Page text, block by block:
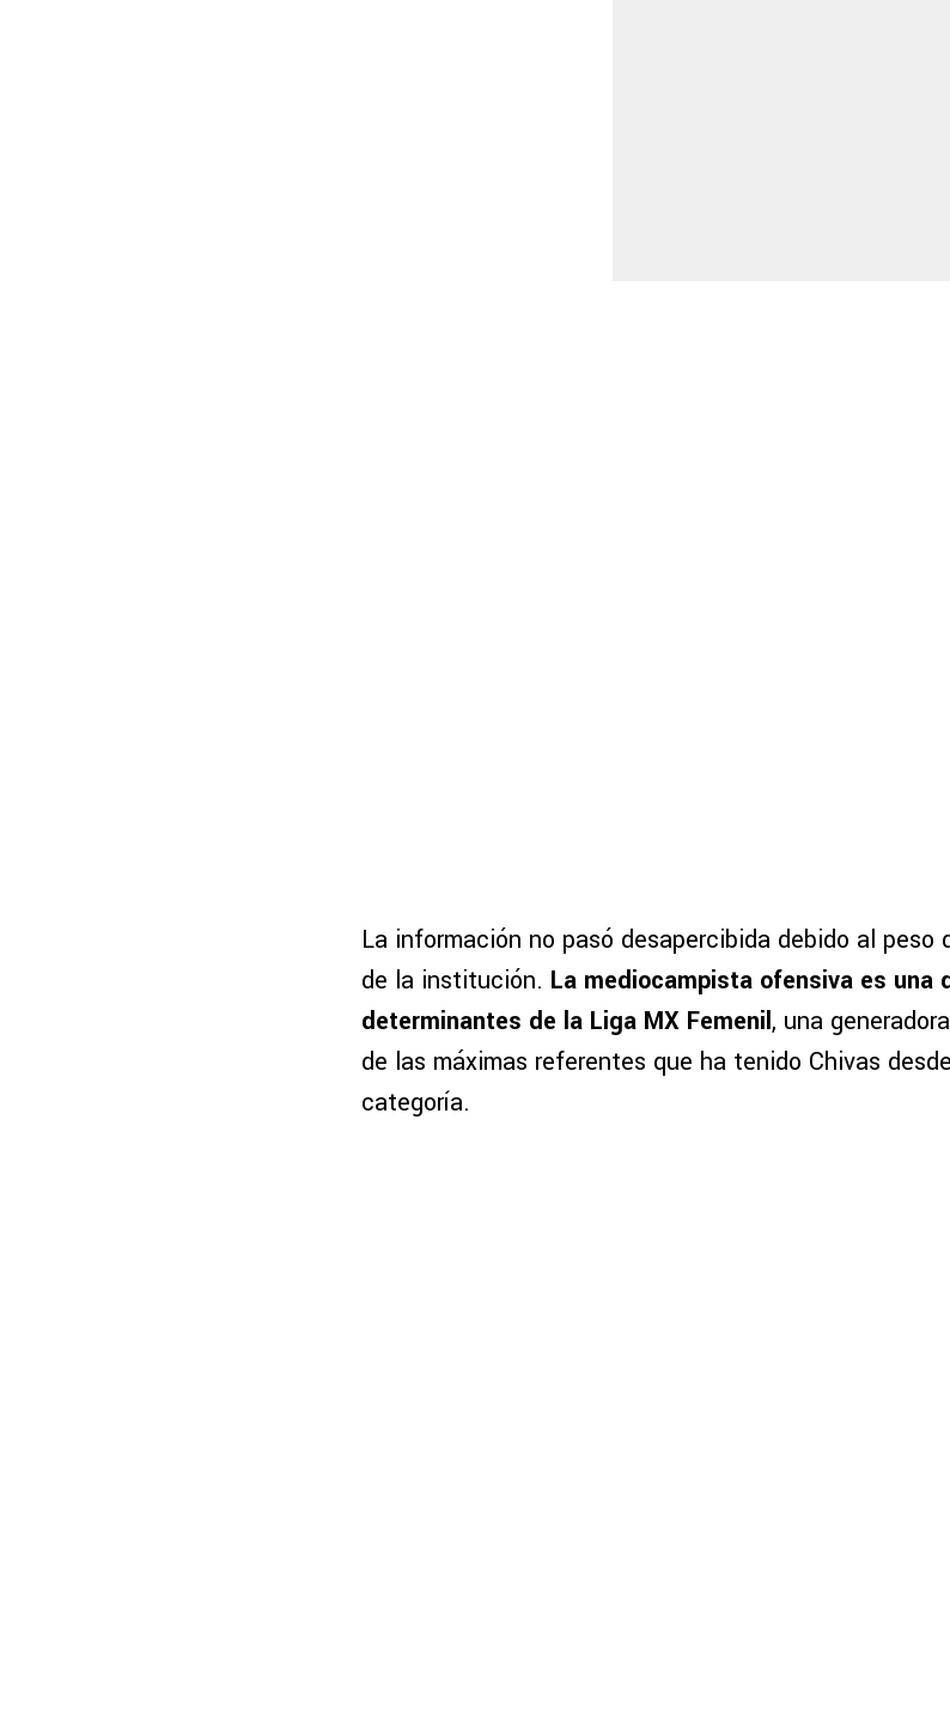
La información no pasó desapercibida debido al
de la institución. La mediocampista ofensiva es
determinantes de la Liga MX Femenil, una
de las máximas referentes que ha tenido Chivas
categoría.